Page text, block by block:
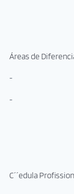
Áreas de
-
-
C´´edula